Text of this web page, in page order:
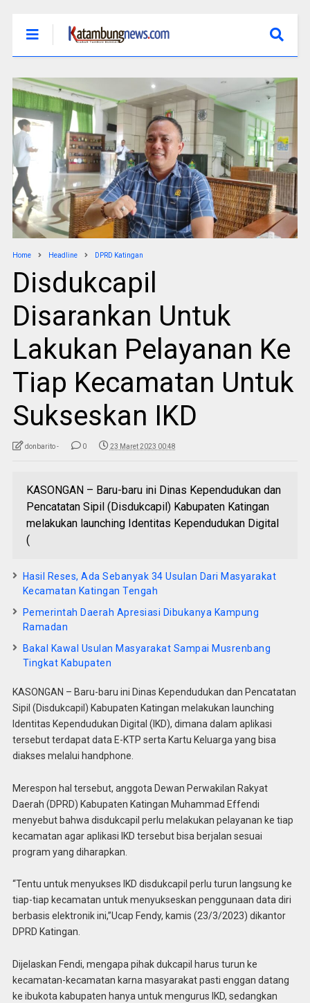
Home Headline DPRD Katingan
Disdukcapil
Disarankan Untuk
Lakukan Pelayanan Ke
Tiap Kecamatan Untuk
Sukseskan IKD
donbarito - 0 23 Maret 2023 00:48
KASONGAN – Baru-baru ini Dinas Kependudukan dan
Pencatatan Sipil (Disdukcapil) Kabupaten Katingan
melakukan launching Identitas Kependudukan Digital
(
Hasil Reses, Ada Sebanyak 34 Usulan Dari Masyarakat
Kecamatan Katingan Tengah
Pemerintah Daerah Apresiasi Dibukanya Kampung
Ramadan
Bakal Kawal Usulan Masyarakat Sampai Musrenbang
Tingkat Kabupaten
KASONGAN – Baru-baru ini Dinas Kependudukan dan Pencatatan
Sipil (Disdukcapil) Kabupaten Katingan melakukan launching
Identitas Kependudukan Digital (IKD), dimana dalam aplikasi
tersebut terdapat data E-KTP serta Kartu Keluarga yang bisa
diakses melalui handphone.
Merespon hal tersebut, anggota Dewan Perwakilan Rakyat
Daerah (DPRD) Kabupaten Katingan Muhammad Effendi
menyebut bahwa disdukcapil perlu melakukan pelayanan ke tiap
kecamatan agar aplikasi IKD tersebut bisa berjalan sesuai
program yang diharapkan.
“Tentu untuk menyukses IKD disdukcapil perlu turun langsung ke
tiap-tiap kecamatan untuk menyukseskan penggunaan data diri
berbasis elektronik ini,”Ucap Fendy, kamis (23/3/2023) dikantor
DPRD Katingan.
Dijelaskan Fendi, mengapa pihak dukcapil harus turun ke
kecamatan-kecamatan karna masyarakat pasti enggan datang
ke ibukota kabupaten hanya untuk mengurus IKD, sedangkan